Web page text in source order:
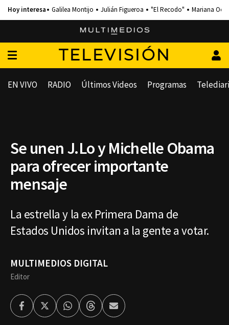
Galilea Montijo Julián Figueroa "El Recodo" Mariana
TELEVISIÓN
EN VIVO RADIO Últimos Videos Programas
Se unen J.Lo y Michelle Obama
para ofrecer importante
mensaje
La estrella y la ex Primera Dama de
Estados Unidos invitan a la gente a votar.
MULTIMEDIOS DIGITAL
Editor
FacebookTwitterWhatsappThreadsEnviar
por